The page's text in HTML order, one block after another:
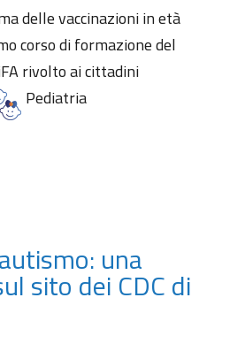
delle vaccinazioni in età
corso di formazione del
rivolto ai cittadini
Pediatria
una
sito dei CDC di